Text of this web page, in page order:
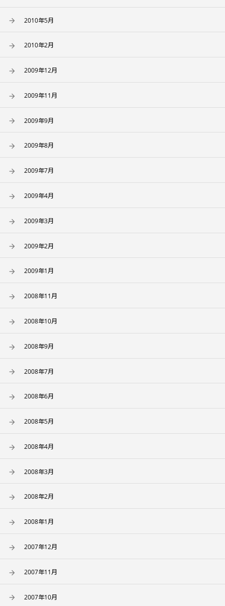
2010年5月
2010年2月
2009年12月
2009年11月
2009年9月
2009年8月
2009年7月
2009年4月
2009年3月
2009年2月
2009年1月
2008年11月
2008年10月
2008年9月
2008年7月
2008年6月
2008年5月
2008年4月
2008年3月
2008年2月
2008年1月
2007年12月
2007年11月
2007年10月